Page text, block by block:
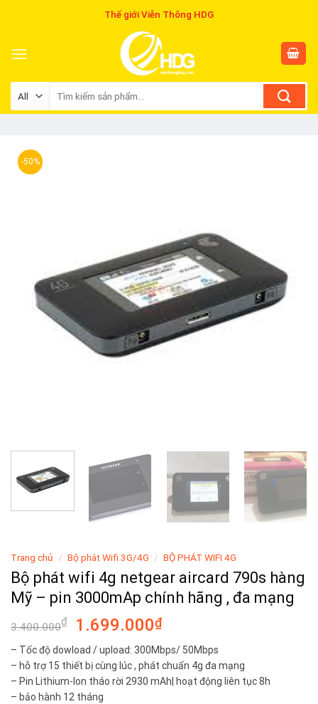
Thế giới Viễn Thông HDG
-50%
Trang chủ / Bộ phát Wifi 3G/4G / BỘ PHÁT WIFI 4G
Bộ phát wifi 4g netgear aircard 790s hàng
Mỹ – pin 3000mAp chính hãng , đa mạng
3.400.000₫
Giá
gốc
là:
3.400.000₫.
1.699.000₫Giá
hiện
tại
là:
1.699.000₫.
– Tốc độ dowload / upload: 300Mbps/ 50Mbps
– hỗ trợ 15 thiết bị cùng lúc , phát chuẩn 4g đa mạng
– Pin Lithium-Ion tháo rời 2930 mAh| hoạt động liên tục 8h
– bảo hành 12 tháng